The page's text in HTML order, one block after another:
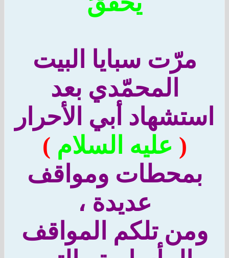
مرّت سبايا البيت
المحمّدي بعد
أبي الأحرار
عليه السلام)
بمحطات ومواقف
عديدة ،
تلكم المواقف